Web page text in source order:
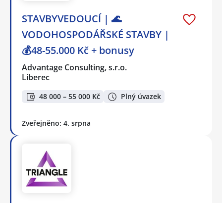
STAVBYVEDOUCÍ | 🌊
VODOHOSPODÁŘSKÉ STAVBY |
💰48-55.000 Kč + bonusy
Advantage Consulting, s.r.o.
Liberec
48 000 – 55 000 Kč Plný úvazek
Zveřejněno: 4. srpna